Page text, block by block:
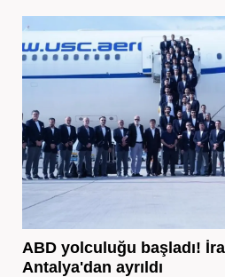
ABD yolculuğu başladı!
Antalya'dan ayrıldı